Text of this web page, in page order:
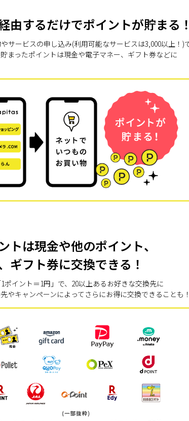
由するだけでポイントが貯まる
サービスの申し込み(利用可能なサービスは3,000以上！)
まったポイントは現金や電子マネー、ギフト券などに
トは現金や他のポイント、
ギフト券に交換できる！
ポイント＝1円」で、20以上あるお好きな交換先に
やキャンペーンによってさらにお得に交換できることも